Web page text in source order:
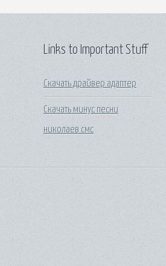
Links to Important Stuff
Скачать драйвер адаптер
Скачать минус песни
николаев смс